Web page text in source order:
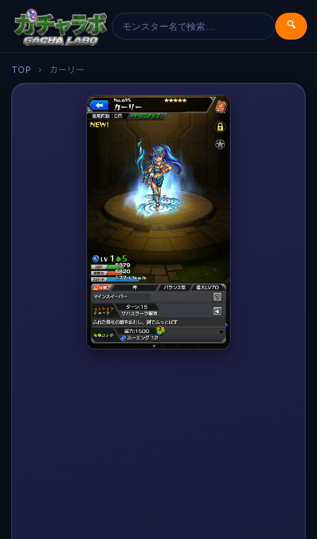
🔍
TOP › カーリー